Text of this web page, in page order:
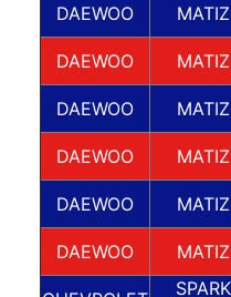
DAEWOO MATIZ
DAEWOO MATIZ
DAEWOO MATIZ
DAEWOO MATIZ
DAEWOO MATIZ
DAEWOO MATIZ
SPARK